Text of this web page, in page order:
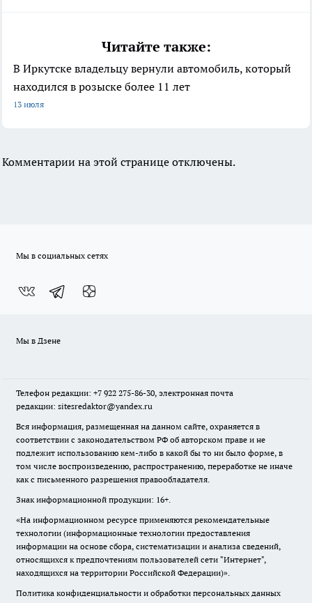
Читайте также:
В Иркутске владельцу вернули автомобиль, который
находился в розыске более 11 лет
13 июля
Комментарии на этой странице отключены.
Мы в социальных сетях
Мы в Дзене
Телефон редакции: +7 922 275-86-30, электронная почта
редакции: sitesredaktor@yandex.ru
Вся информация, размещенная на данном сайте, охраняется в
соответствии с законодательством РФ об авторском праве и не
подлежит использованию кем-либо в какой бы то ни было форме, в
том числе воспроизведению, распространению, переработке не иначе
как с письменного разрешения правообладателя.
Знак информационной продукции: 16+.
«На информационном ресурсе применяются рекомендательные
технологии (информационные технологии предоставления
информации на основе сбора, систематизации и анализа сведений,
относящихся к предпочтениям пользователей сети "Интернет",
находящихся на территории Российской Федерации)».
Политика конфиденциальности и обработки персональных данных